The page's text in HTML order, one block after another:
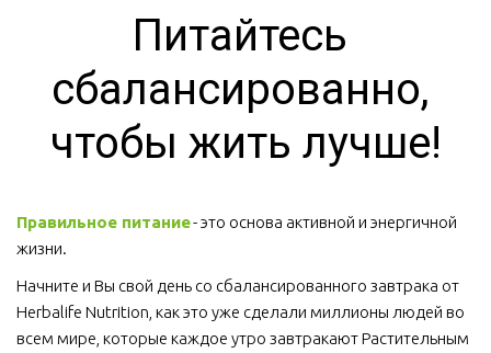
Питайтесь
сбалансированно,
чтобы жить лучше!
Правильное питание - это основа активной и энергичной
жизни.
Начните и Вы свой день со сбалансированного завтрака от
Herbalife Nutrition, как это уже сделали миллионы людей во
всем мире, которые каждое утро завтракают Растительным